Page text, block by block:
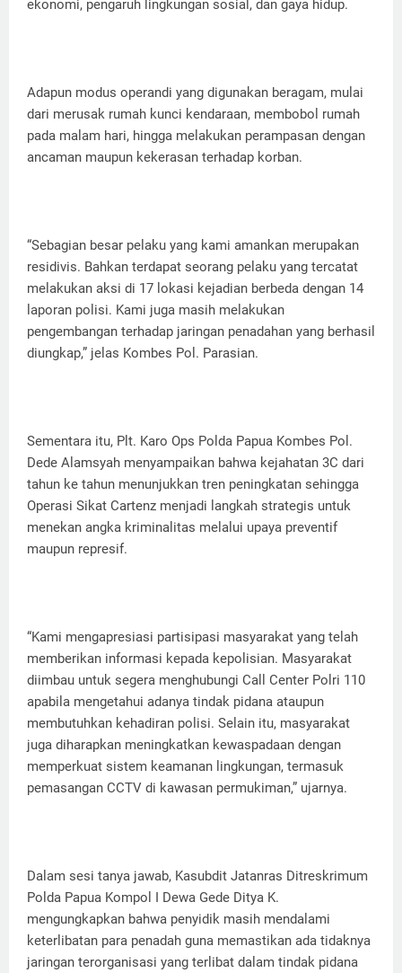
ekonomi, pengaruh lingkungan sosial, dan gaya hidup.
Adapun modus operandi yang digunakan beragam, mulai
dari merusak rumah kunci kendaraan, membobol rumah
pada malam hari, hingga melakukan perampasan dengan
ancaman maupun kekerasan terhadap korban.
“Sebagian besar pelaku yang kami amankan merupakan
residivis. Bahkan terdapat seorang pelaku yang tercatat
melakukan aksi di 17 lokasi kejadian berbeda dengan 14
laporan polisi. Kami juga masih melakukan
pengembangan terhadap jaringan penadahan yang berhasil
diungkap,” jelas Kombes Pol. Parasian.
Sementara itu, Plt. Karo Ops Polda Papua Kombes Pol.
Dede Alamsyah menyampaikan bahwa kejahatan 3C dari
tahun ke tahun menunjukkan tren peningkatan sehingga
Operasi Sikat Cartenz menjadi langkah strategis untuk
menekan angka kriminalitas melalui upaya preventif
maupun represif.
“Kami mengapresiasi partisipasi masyarakat yang telah
memberikan informasi kepada kepolisian. Masyarakat
diimbau untuk segera menghubungi Call Center Polri 110
apabila mengetahui adanya tindak pidana ataupun
membutuhkan kehadiran polisi. Selain itu, masyarakat
juga diharapkan meningkatkan kewaspadaan dengan
memperkuat sistem keamanan lingkungan, termasuk
pemasangan CCTV di kawasan permukiman,” ujarnya.
Dalam sesi tanya jawab, Kasubdit Jatanras Ditreskrimum
Polda Papua Kompol I Dewa Gede Ditya K.
mengungkapkan bahwa penyidik masih mendalami
keterlibatan para penadah guna memastikan ada tidaknya
jaringan terorganisasi yang terlibat dalam tindak pidana